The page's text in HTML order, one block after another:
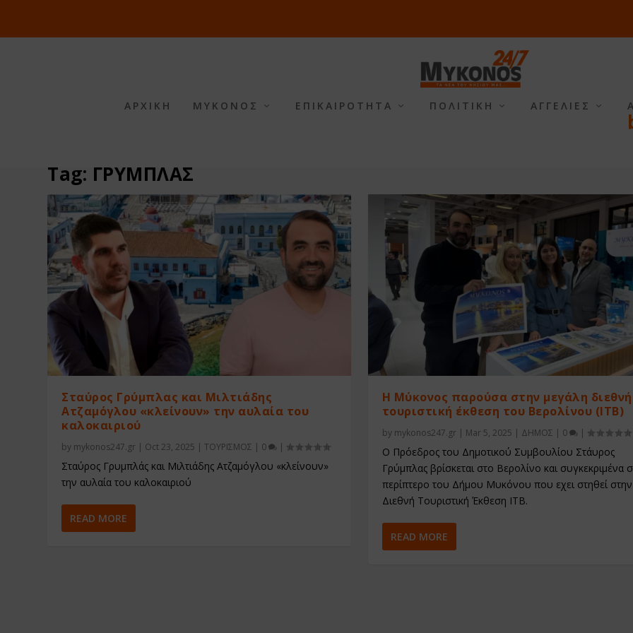
ΑΡΧΙΚΗ ΜΥΚΟΝΟΣ ΕΠΙΚΑΙΡΟΤΗΤΑ ΠΟΛΙΤΙΚΗ ΑΓΓΕΛΙΕΣ
Tag: ΓΡΥΜΠΛΑΣ
Σταύρος Γρύμπλας και Μιλτιάδης
Ατζαμόγλου «κλείνουν» την αυλαία του
καλοκαιριού
by mykonos247.gr | Oct 23, 2025 |ΤΟΥΡΙΣΜΟΣ | 0 |
Σταύρος Γρυμπλάς και Μιλτιάδης Ατζαμόγλου «κλείνουν»
την αυλαία του καλοκαιριού
READ MORE
Η Μύκονος παρούσα στην μεγάλη διεθνή
τουριστική έκθεση του Βερολίνου (ITB)
by mykonos247.gr | Mar 5, 2025 | ΔΗΜΟΣ | 0 |
Ο Πρόεδρος του Δημοτικού Συμβουλίου Στάυρος
Γρύμπλας βρίσκεται στο Βερολίνο και συγκεκριμένα
περίπτερο του Δήμου Μυκόνου που εχει στηθεί στην
Διεθνή Τουριστική Έκθεση ΙΤΒ.
READ MORE